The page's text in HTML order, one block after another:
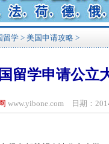
留学 > 美国申请攻略 >
留学申请公立
www.yibone.com 日期：